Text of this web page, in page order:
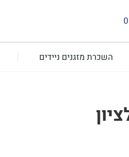
השכרת מזגנים ניידים